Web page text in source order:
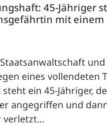
45-Jähriger
mit einem
eines vollendeten
ein 45-Jähriger,
angegriffen und
verletzt…